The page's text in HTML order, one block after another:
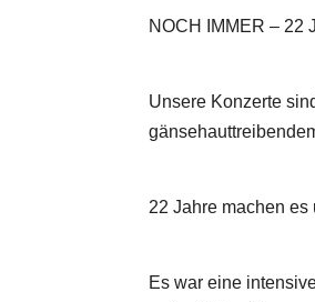
NOCH IMMER – 22
Unsere Konzerte
22 Jahre machen
Es war eine